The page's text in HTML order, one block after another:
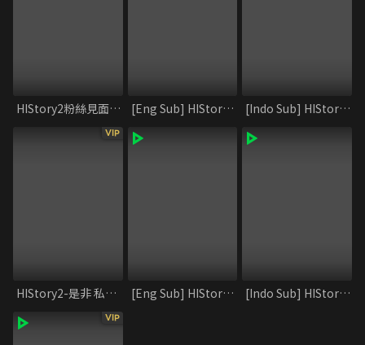
HIStory2粉絲見面會 台北站 [Eng Sub] HIStory2_Crossing the Line [Indo Sub] HIStory2_Crossing the Line
VIP
HIStory2-是非 私藏花絮 [Eng Sub] HIStory2_Shi and Fei [Indo Sub] HIStory2_Shi and Fei
VIP